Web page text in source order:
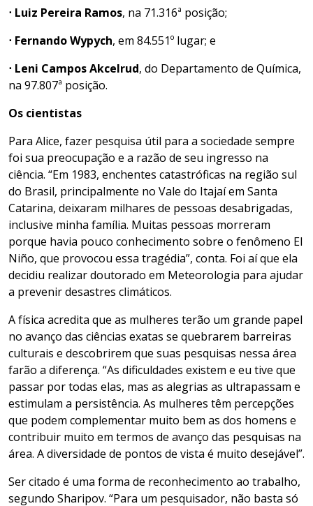
⋅ Luiz Pereira Ramos, na 71.316ª posição;
⋅ Fernando Wypych, em 84.551º lugar; e
⋅ Leni Campos Akcelrud, do Departamento de Química,
na 97.807ª posição.
Os cientistas
Para Alice, fazer pesquisa útil para a sociedade sempre
foi sua preocupação e a razão de seu ingresso na
ciência. “Em 1983, enchentes catastróficas na região sul
do Brasil, principalmente no Vale do Itajaí em Santa
Catarina, deixaram milhares de pessoas desabrigadas,
inclusive minha família. Muitas pessoas morreram
porque havia pouco conhecimento sobre o fenômeno El
Niño, que provocou essa tragédia”, conta. Foi aí que ela
decidiu realizar doutorado em Meteorologia para ajudar
a prevenir desastres climáticos.
A física acredita que as mulheres terão um grande papel
no avanço das ciências exatas se quebrarem barreiras
culturais e descobrirem que suas pesquisas nessa área
farão a diferença. “As dificuldades existem e eu tive que
passar por todas elas, mas as alegrias as ultrapassam e
estimulam a persistência. As mulheres têm percepções
que podem complementar muito bem as dos homens e
contribuir muito em termos de avanço das pesquisas na
área. A diversidade de pontos de vista é muito desejável”.
Ser citado é uma forma de reconhecimento ao trabalho,
segundo Sharipov. “Para um pesquisador, não basta só